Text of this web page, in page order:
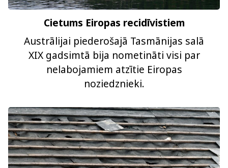
Cietums Eiropas recidīvistiem
Austrālijai piederošajā Tasmānijas salā
XIX gadsimtā bija nometināti visi par
nelabojamiem atzītie Eiropas
noziedznieki.